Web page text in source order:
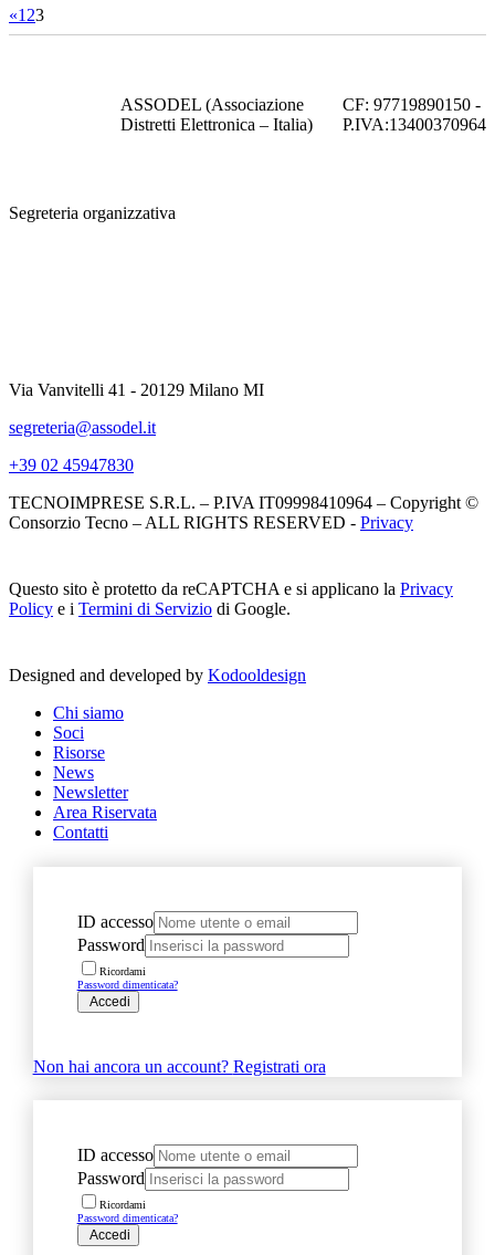
«1 23
ASSODEL (Associazione
Distretti Elettronica – Italia)
CF: 97719890150 -
P.IVA:13400370964
Segreteria organizzativa
Via Vanvitelli 41 - 20129 Milano MI
segreteria@assodel.it
+39 02 45947830
TECNOIMPRESE S.R.L. – P.IVA IT09998410964 – Copyright ©
Consorzio Tecno – ALL RIGHTS RESERVED - Privacy
Questo sito è protetto da reCAPTCHA e si applicano la Privacy
Policy e i Termini di Servizio di Google.
Designed and developed by Kodooldesign
Chi siamo
Soci
Risorse
News
Newsletter
Area Riservata
Contatti
ID accesso
Password
Ricordami
Password dimenticata?
Accedi
Non hai ancora un account? Registrati ora
ID accesso
Password
Ricordami
Password dimenticata?
Accedi